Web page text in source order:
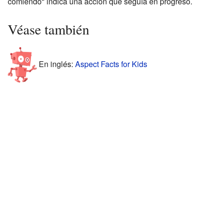
Véase también
En inglés: Aspect Facts for Kids